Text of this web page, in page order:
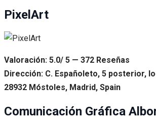
PixelArt
Valoración: 5.0/ 5 — 372 Reseñas
Dirección: C. Españoleto, 5 posterior,
28932 Móstoles, Madrid, Spain
Comunicación Gráfica